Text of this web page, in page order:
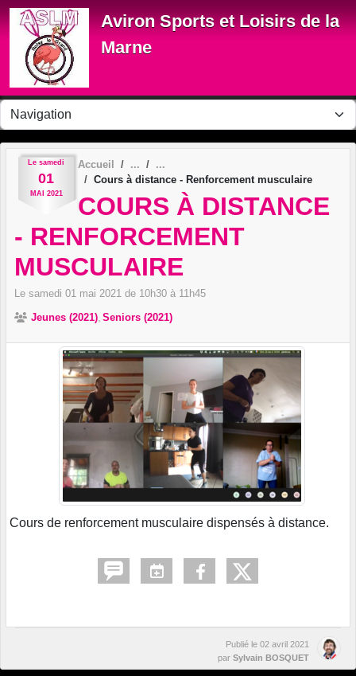
Aviron Sports et Loisirs de la
Marne
Le samedi
01
MAI 2021
Accueil
Cours à distance - Renforcement musculaire
COURS À DISTANCE
- RENFORCEMENT
MUSCULAIRE
Le samedi 01 mai 2021 de 10h30 à 11h45
Jeunes (2021) Seniors (2021)
Cours de renforcement musculaire dispensés à distance.
Publié le 02 avril 2021
par Sylvain BOSQUET
Panneau de gestion des cookies